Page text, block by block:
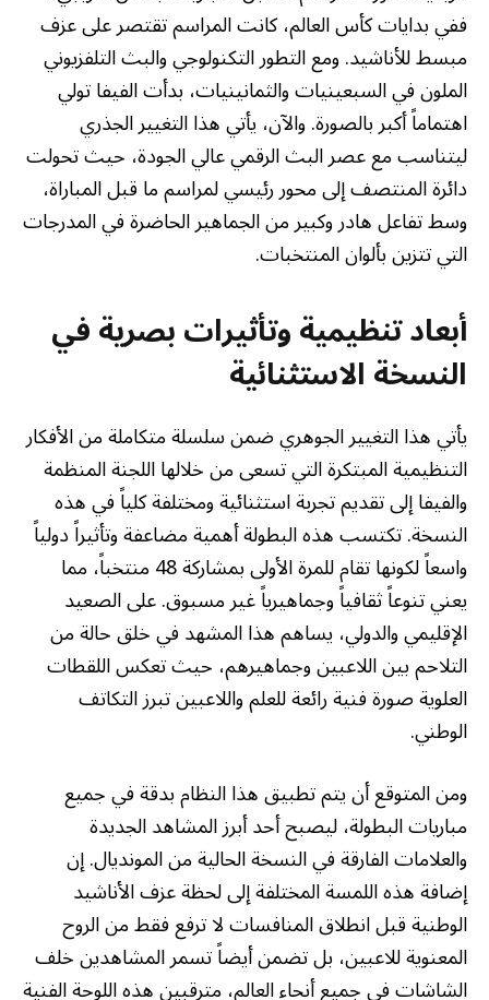
ففي بدايات كأس العالم، كانت المراسم تقتصر على عزف
مبسط للأناشيد. ومع التطور التكنولوجي والبث التلفزيوني
الملون في السبعينيات والثمانينيات، بدأت الفيفا تولي
اهتماماً أكبر بالصورة. والآن، يأتي هذا التغيير الجذري
ليتناسب مع عصر البث الرقمي عالي الجودة، حيث تحولت
دائرة المنتصف إلى محور رئيسي لمراسم ما قبل المباراة،
وسط تفاعل هادر وكبير من الجماهير الحاضرة في المدرجات
التي تتزين بألوان المنتخبات.
أبعاد تنظيمية وتأثيرات بصرية في
النسخة الاستثنائية
يأتي هذا التغيير الجوهري ضمن سلسلة متكاملة من الأفكار
التنظيمية المبتكرة التي تسعى من خلالها اللجنة المنظمة
والفيفا إلى تقديم تجربة استثنائية ومختلفة كلياً في هذه
النسخة. تكتسب هذه البطولة أهمية مضاعفة وتأثيراً دولياً
واسعاً لكونها تقام للمرة الأولى بمشاركة 48 منتخباً، مما
يعني تنوعاً ثقافياً وجماهيرياً غير مسبوق. على الصعيد
الإقليمي والدولي، يساهم هذا المشهد في خلق حالة من
التلاحم بين اللاعبين وجماهيرهم، حيث تعكس اللقطات
العلوية صورة فنية رائعة للعلم واللاعبين تبرز التكاتف
الوطني.
ومن المتوقع أن يتم تطبيق هذا النظام بدقة في جميع
مباريات البطولة، ليصبح أحد أبرز المشاهد الجديدة
والعلامات الفارقة في النسخة الحالية من المونديال. إن
إضافة هذه اللمسة المختلفة إلى لحظة عزف الأناشيد
الوطنية قبل انطلاق المنافسات لا ترفع فقط من الروح
المعنوية للاعبين، بل تضمن أيضاً تسمر المشاهدين خلف
الشاشات في جميع أنحاء العالم، مترقبين هذه اللوحة الفنية